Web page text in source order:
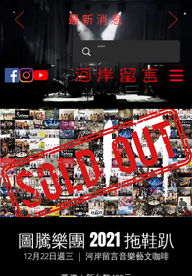
最新消息
圖騰樂團 2021 拖鞋趴
12月22日週三
  |
河岸留言音樂藝文咖啡